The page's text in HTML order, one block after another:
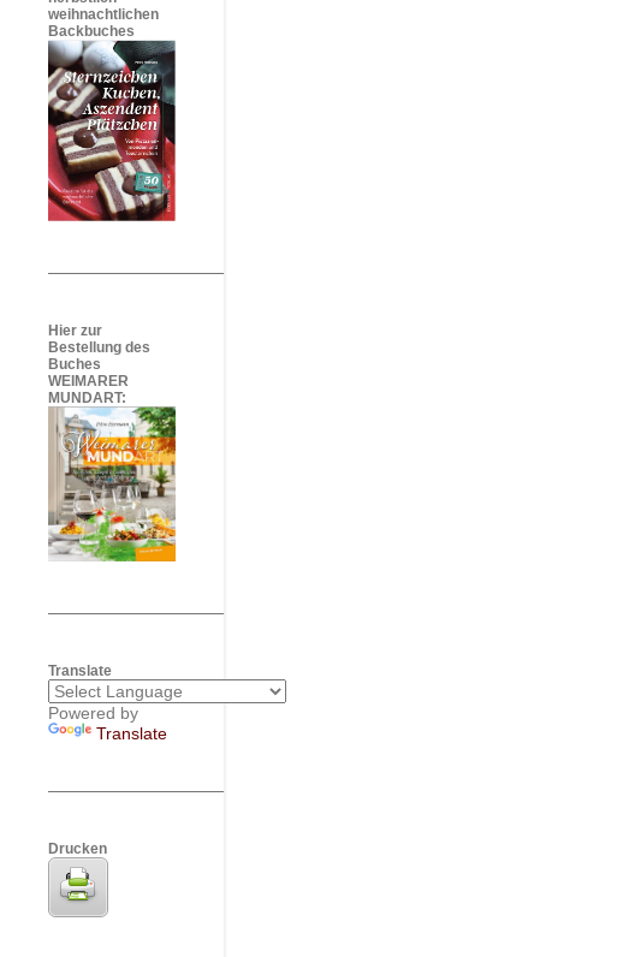
weihnachtlichen
Backbuches
Hier zur
Bestellung des
Buches
WEIMARER
MUNDART:
Translate
Powered by
Translate
Drucken